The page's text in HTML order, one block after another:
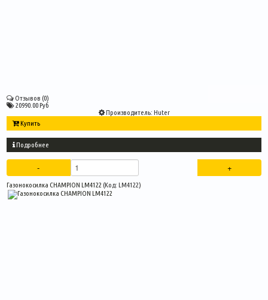
Отзывов (0)
20990.00 Руб
Производитель: Huter
Купить
Подробнее
Газонокосилка CHAMPION LM4122 (Код:LM4122)